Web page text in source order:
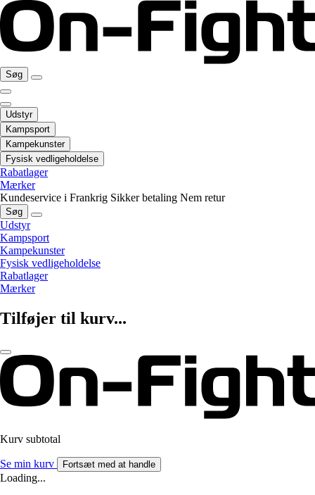
Søg
Udstyr
Kampsport
Kampekunster
Fysisk vedligeholdelse
Rabatlager
Mærker
Kundeservice i Frankrig Sikker betaling Nem retur
Søg
Udstyr
Kampsport
Kampekunster
Fysisk vedligeholdelse
Rabatlager
Mærker
Tilføjer til kurv...
Kurv subtotal
Se min kurv Fortsæt med at handle
Loading...